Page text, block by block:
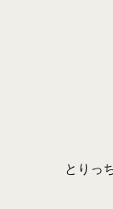
とりっ